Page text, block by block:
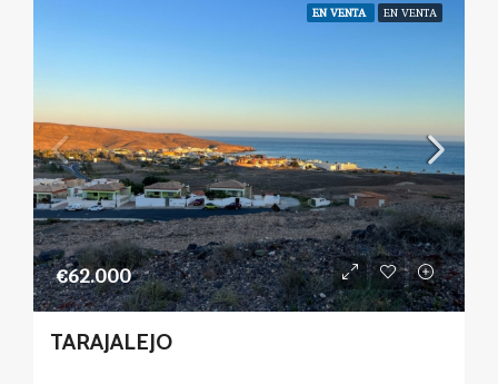
EN VENTA EN VENTA
€62.000
TARAJALEJO